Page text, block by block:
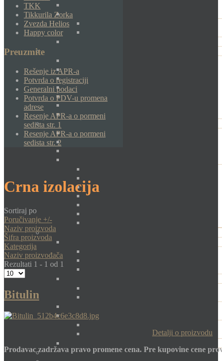
TKK
Tikkurila Zorka
Zvezda Helios
Happy color
Preuzmite
Rešenje iz APR-a
Potvrda o registraciji
Generalni podaci
Potvrda o PDV-u promena
adrese
Resenje APR-a o pormeni
sedista str. 1
Resenje APR-a o pormeni
sedista str. 2
Crna izolacija
Sortiraj po
Poručivanje +/-
Naziv proizvoda
Šifra proizvoda
Kategorija
Naziv proizvođača
Rezultati 1 - 1 od 1
Bitulin
Detalji o proizvodu
Prodavac zadržava pravo promene cena. Pre kupovine cene